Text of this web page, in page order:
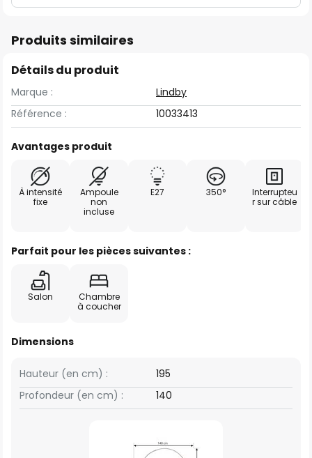
Produits similaires
Détails du produit
Marque :
Lindby
Référence :
10033413
Avantages produit
À intensité
fixe
Ampoule
non
incluse
E27 350°
Interrupteu
r sur câble
Parfait pour les pièces suivantes :
Salon
Chambre
à coucher
Dimensions
Hauteur (en cm) :
195
Profondeur (en cm) :
140